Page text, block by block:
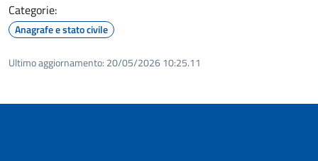
Categorie:
Anagrafe e stato civile
Ultimo aggiornamento: 20/05/2026 10:25.11